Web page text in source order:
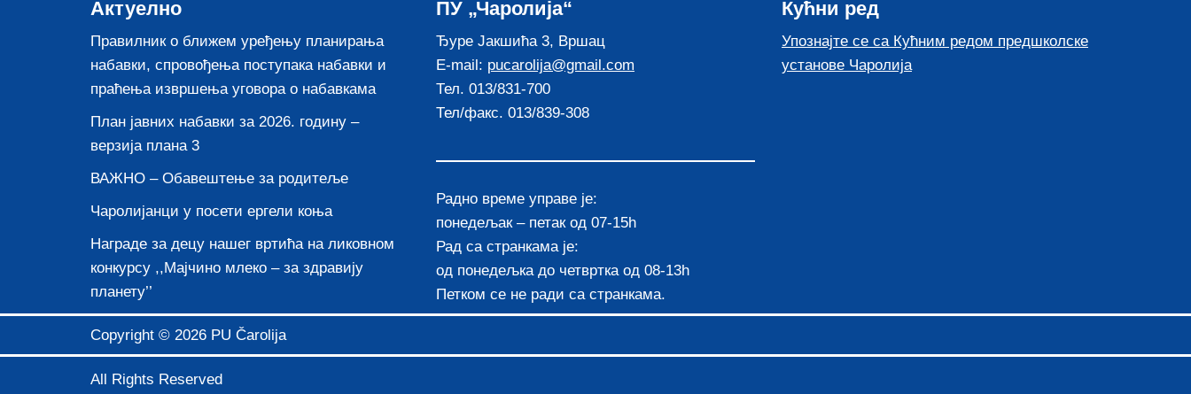
Актуелно
Правилник о ближем уређењу планирања
набавки, спровођења поступака набавки и
праћења извршења уговора о набавкама
План јавних набавки за 2026. годину –
верзија плана 3
ВАЖНО – Обавештење за родитеље
Чаролијанци у посети ергели коња
Награде за децу нашег вртића на ликовном
конкурсу ,,Мајчино млеко – за здравију
планету’’
ПУ „Чаролија“
Ђуре Јакшића 3, Вршац
E-mail: pucarolija@gmail.com
Тел. 013/831-700
Тел/факс. 013/839-308
Радно време управе је:
понедељак – петак од 07-15h
Рад са странкама је:
од понедељка до четвртка од 08-13h
Петком се не ради са странкама.
Кућни ред
Упознајте се са Кућним редом предшколске
установе Чаролија
Copyright © 2026 PU Čarolija
All Rights Reserved